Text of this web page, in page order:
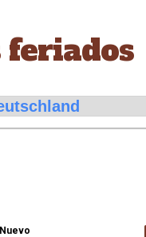
feriados